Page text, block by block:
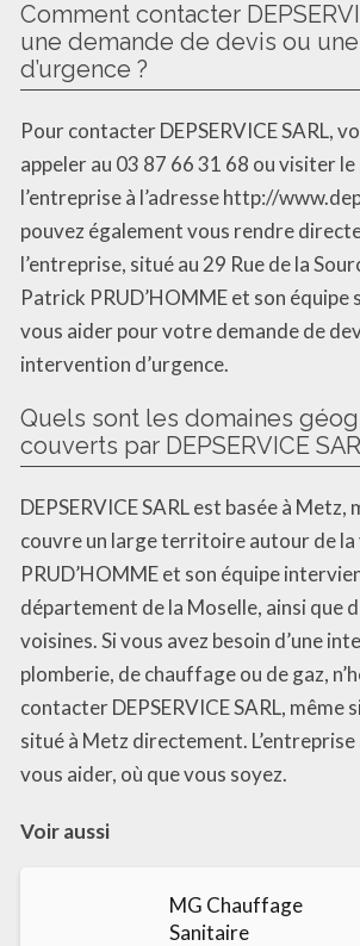
Comment contacter
une demande de devis ou
d’urgence ?
Pour contacter DEPSERVICE SARL,
appeler au 03 87 66 31 68 ou visiter
l’entreprise à l’adresse http://
pouvez également vous rendre
l’entreprise, situé au 29 Rue de la
Patrick PRUD’HOMME et son équipe
vous aider pour votre demande de
intervention d’urgence.
Quels sont les domaines
couverts par DEPSERVICE
DEPSERVICE SARL est basée à Metz,
couvre un large territoire autour de
PRUD’HOMME et son équipe
département de la Moselle, ainsi que
voisines. Si vous avez besoin d’une
plomberie, de chauffage ou de gaz,
contacter DEPSERVICE SARL, même
situé à Metz directement.
vous aider, où que vous soyez.
Voir aussi
MG Chauffage
Sanitaire